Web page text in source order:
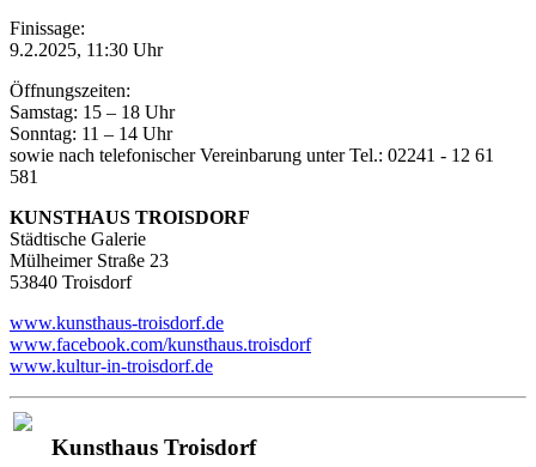
Finissage:
9.2.2025, 11:30 Uhr
Öffnungszeiten:
Samstag: 15 – 18 Uhr
Sonntag: 11 – 14 Uhr
sowie nach telefonischer Vereinbarung unter Tel.: 02241 - 12 61
581
KUNSTHAUS TROISDORF
Städtische Galerie
Mülheimer Straße 23
53840 Troisdorf
www.kunsthaus-troisdorf.de
www.facebook.com/kunsthaus.troisdorf
www.kultur-in-troisdorf.de
Kunsthaus Troisdorf